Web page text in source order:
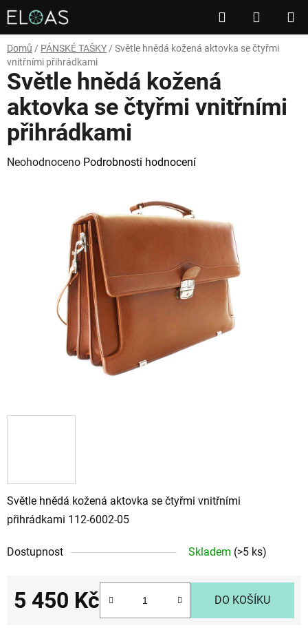
Přejít
na
obsah
Hledat
KOŠÍK
Domů / PÁNSKÉ TAŠKY / Světle hnědá kožená aktovka se čtyřmi
vnitřními přihrádkami
Světle hnědá kožená aktovka se čtyřmi vnitřními
přihrádkami 112-6002-05
Dostupnost Skladem (>5 ks)
5 450 Kč DO KOŠÍKU
Světle hnědá kožená
aktovka se čtyřmi vnitřními
přihrádkami
Průměrné
Neohodnoceno Podrobnosti hodnocení